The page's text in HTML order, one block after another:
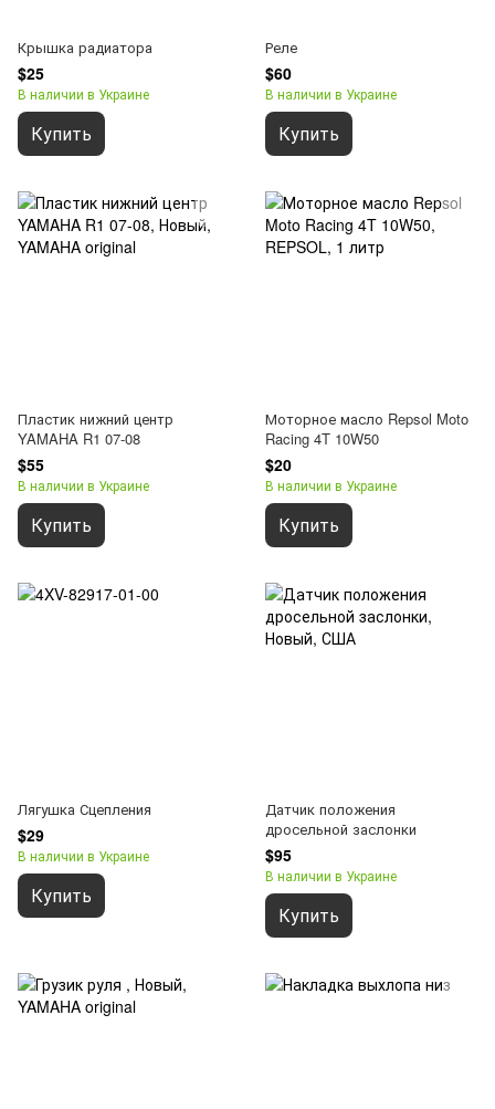
Крышка радиатора
$25
В наличии в Украине
Купить
Реле
$60
В наличии в Украине
Купить
Пластик нижний центр
YAMAHA R1 07-08
$55
В наличии в Украине
Купить
Моторное масло Repsol Moto
Racing 4T 10W50
$20
В наличии в Украине
Купить
Лягушка Сцепления
$29
В наличии в Украине
Купить
Датчик положения
дросельной заслонки
$95
В наличии в Украине
Купить